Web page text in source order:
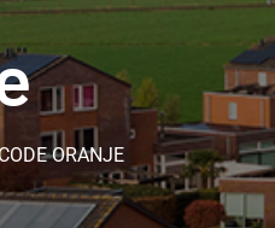
ORANJE